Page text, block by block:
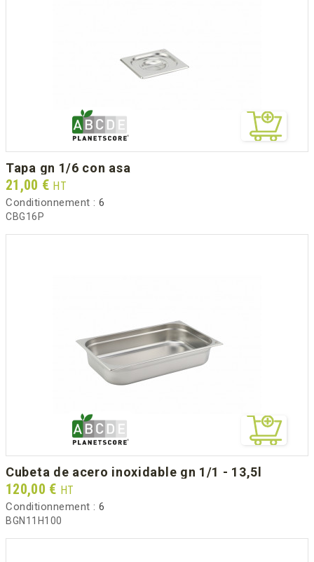
tapa gn 1/6 con asa
Prix
21,00 € HT
Conditionnement : 6
CBG16P
cubeta de acero inoxidable gn 1/1 - 13,5l
Prix
120,00 € HT
Conditionnement : 6
BGN11H100